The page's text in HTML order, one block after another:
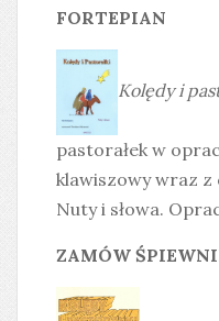
FORTEPIAN
Kolędy i
pastorałek w
klawiszowy wraz
Nuty i słowa.
ZAMÓW